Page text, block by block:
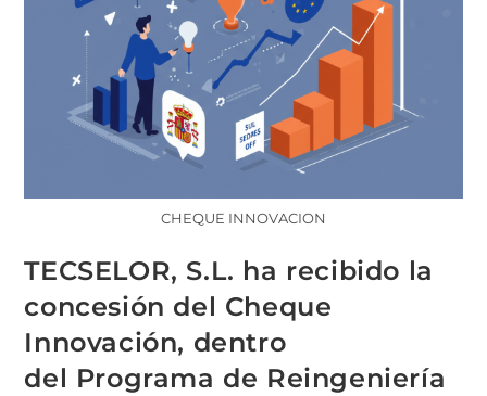
CHEQUE INNOVACION
TECSELOR, S.L. ha recibido la
concesión del Cheque
Innovación, dentro
del Programa de Reingeniería